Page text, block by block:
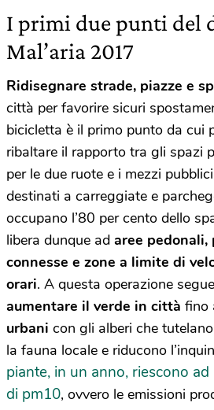
I primi due punti del
Mal’aria 2017
Ridisegnare strade, piazze e
città per favorire sicuri
bicicletta è il primo punto da cui
ribaltare il rapporto tra gli spazi
per le due ruote e i mezzi
destinati a carreggiate e
occupano l’80 per cento dello
libera dunque ad aree
connesse e zone a limite di
orari. A questa operazione
aumentare il verde in città fino
urbani con gli alberi che
la fauna locale e riducono
piante, in un anno, riescono
di pm10, ovvero le emissioni